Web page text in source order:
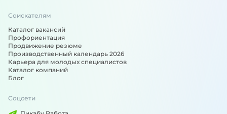
Соискателям
Каталог вакансий
Профориентация
Продвижение резюме
Производственный календарь 2026
Карьера для молодых специалистов
Каталог компаний
Блог
Соцсети